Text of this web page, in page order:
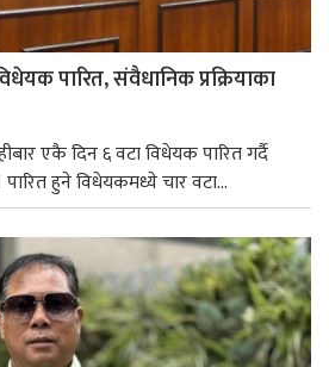
पारित, संवैधानिक प्रक्रियाका
एकै दिन ६ वटा विधेयक पारित गर्दै
पारित हुने विधेयकमध्ये चार वटा...